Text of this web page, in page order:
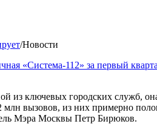
/Новости
«Система-112» за первый
из ключевых городских служб,
вызовов, из них примерно
Мэра Москвы Петр Бирюков.